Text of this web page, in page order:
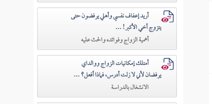
أريد إعفاف نفسي وأهلي يرفضون حتى
يتزوج أخي الأكبر! ...
أهمية الزواج وفوائده والحث عليه
أمتلك إمكانيات الزواج ووالداي
يرفضان لأني لا زلت أدرس، فماذا أفعل؟ ...
الانشغال بالدراسة